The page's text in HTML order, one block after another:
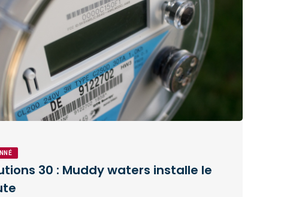
30 : Muddy waters installe le